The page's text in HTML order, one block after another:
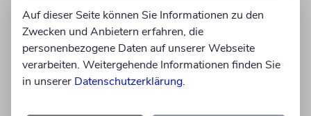
Rapper Pashanim: »Free
Palestine« als
Verkaufsschlager
Auf seinem neuen Album »Lounge Musik«
rappt der Berliner Musiker Pashanim
Auf dieser Seite können Sie Informationen zu den
Zwecken und Anbietern erfahren, die
personenbezogene Daten auf unserer Webseite
verarbeiten. Weitergehende Informationen finden Sie
in unserer Datenschutzerklärung.